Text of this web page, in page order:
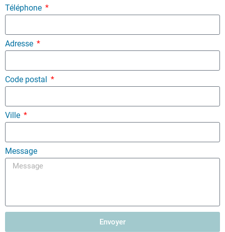
Téléphone
Adresse
Code postal
Ville
Message
Envoyer